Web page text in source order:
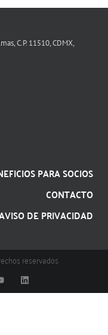
C.P. 11510, CDMX,
PARA SOCIOS
CONTACTO
DE PRIVACIDAD
reservados